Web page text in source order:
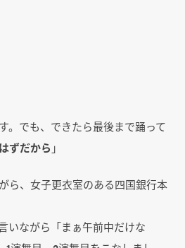
。でも、できたら最後まで踊って
ずだから 」
ら、女子更衣室のある四国銀行本
いながら「まぁ午前中だけな